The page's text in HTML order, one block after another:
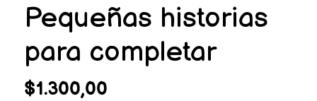
Pequeñas historias
para completar
$1.300,00